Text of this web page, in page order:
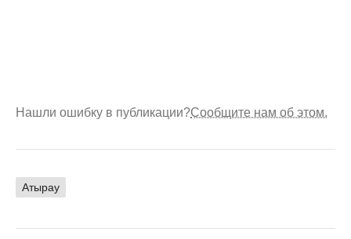
Нашли ошибку в публикации?Сообщите нам об этом.
Атырау